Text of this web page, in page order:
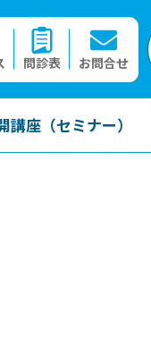
問診表 お問合せ
講座（セミナー）